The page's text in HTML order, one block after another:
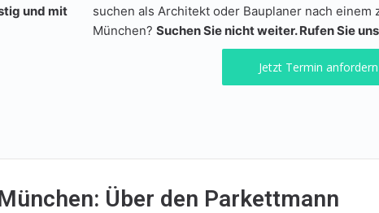
und mit
suchen als Architekt oder Bauplaner nach
München? Suchen Sie nicht weiter. Rufen Sie
Jetzt Termin anfordern
Über den Parkettmann